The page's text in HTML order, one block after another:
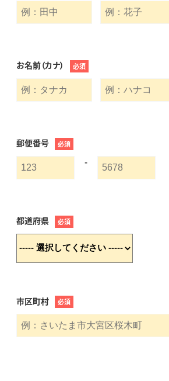
お名前（カナ） 必須
郵便番号 必須
-
都道府県 必須
市区町村 必須